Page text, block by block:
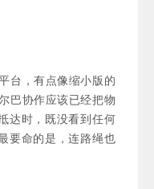
台，有点像缩小版的
巴协作应该已经把物
达时，既没看到任何
要命的是，连路绳也